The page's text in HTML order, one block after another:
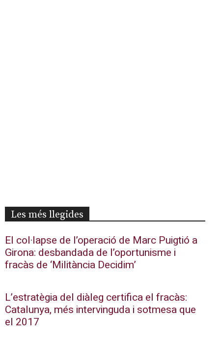
Les més llegides
El col·lapse de l’operació de Marc Puigtió a
Girona: desbandada de l’oportunisme i
fracàs de ‘Militància Decidim’
L’estratègia del diàleg certifica el fracàs:
Catalunya, més intervinguda i sotmesa que
el 2017